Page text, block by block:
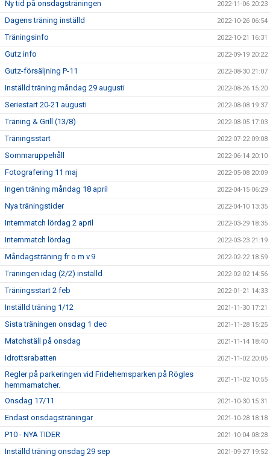
Ny tid på onsdagsträningen 2022-11-06 20:23
Dagens träning inställd 2022-10-26 06:54
Träningsinfo 2022-10-21 16:31
Gutz info 2022-09-19 20:22
Gutz-försäljning P-11 2022-08-30 21:07
Inställd träning måndag 29 augusti 2022-08-26 15:20
Seriestart 20-21 augusti 2022-08-08 19:37
Träning & Grill (13/8) 2022-08-05 17:03
Träningsstart 2022-07-22 09:08
Sommaruppehåll 2022-06-14 20:10
Fotografering 11 maj 2022-05-08 20:09
Ingen träning måndag 18 april 2022-04-15 06:29
Nya träningstider 2022-04-10 13:35
Internmatch lördag 2 april 2022-03-29 18:35
Internmatch lördag 2022-03-23 21:19
Måndagsträning fr o m v.9 2022-02-22 18:59
Träningen idag (2/2) inställd 2022-02-02 14:56
Träningsstart 2 feb 2022-01-21 14:33
Inställd träning 1/12 2021-11-30 17:21
Sista träningen onsdag 1 dec 2021-11-28 15:25
Matchställ på onsdag 2021-11-14 18:40
Idrottsrabatten 2021-11-02 20:05
Regler på parkeringen vid Fridehemsparken på Rögles
hemmamatcher.
2021-11-02 10:55
Onsdag 17/11 2021-10-30 15:31
Endast onsdagsträningar 2021-10-28 18:18
P10 - NYA TIDER 2021-10-04 08:28
Inställd träning onsdag 29 sep 2021-09-27 19:52